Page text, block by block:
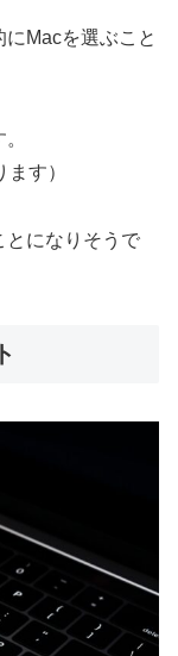
Macを選ぶこと
す）
とになりそうで